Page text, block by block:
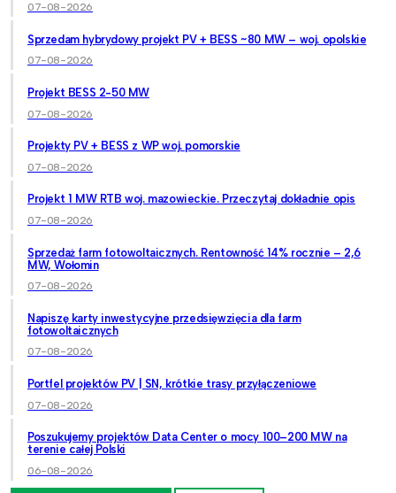
07-08-2026
Sprzedam hybrydowy projekt PV + BESS ~80 MW – woj. opolskie
07-08-2026
Projekt BESS 2-50 MW
07-08-2026
Projekty PV + BESS z WP woj. pomorskie
07-08-2026
Projekt 1 MW RTB woj. mazowieckie. Przeczytaj dokładnie opis
07-08-2026
Sprzedaż farm fotowoltaicznych. Rentowność 14% rocznie – 2,6
MW, Wołomin
07-08-2026
Napiszę karty inwestycyjne przedsięwzięcia dla farm
fotowoltaicznych
07-08-2026
Portfel projektów PV | SN, krótkie trasy przyłączeniowe
07-08-2026
Poszukujemy projektów Data Center o mocy 100–200 MW na
terenie całej Polski
06-08-2026